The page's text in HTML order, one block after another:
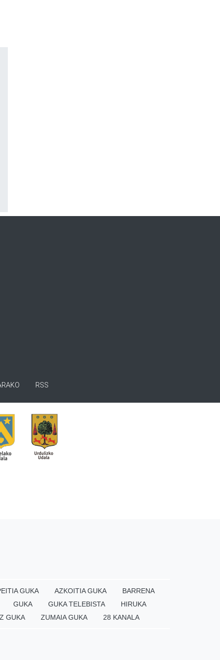
RSS
GUKA AZKOITIA GUKA
BARRENA
GUKA
GUKA TELEBISTA
HIRUKA
GUKA
ZUMAIA GUKA 28 KANALA